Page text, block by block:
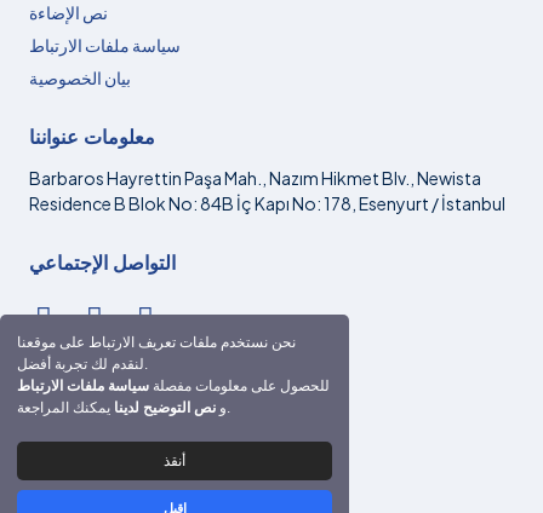
نحن نستخدم ملفات تعريف الارتباط على موقعنا
لنقدم لك تجربة أفضل.
للحصول على معلومات مفصلة سياسة ملفات الارتباط
و نص التوضيح لدينا يمكنك المراجعة.
أنقذ
اقبل
نص الإضاءة
سياسة ملفات الارتباط
بيان الخصوصية
معلومات عنواننا
Barbaros Hayrettin Paşa Mah., Nazım Hikmet Blv., Newista
Residence B Blok No: 84B İç Kapı No: 178, Esenyurt / İstanbul
التواصل الإجتماعي
تواصل
+90 532 282 23 62